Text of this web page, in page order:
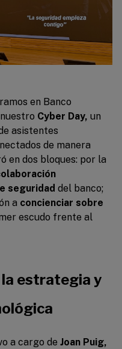
en Banco
Cyber Day, un
asistentes
de manera
en dos bloques: por la
seguridad del banco;
a concienciar sobre
escudo frente al
estrategia y
a cargo de Joan Puig,